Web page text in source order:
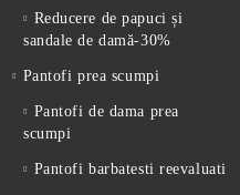
Reducere de papuci și
sandale de damă-30%
Pantofi prea scumpi
Pantofi de dama prea
scumpi
Pantofi barbatesti reevaluati